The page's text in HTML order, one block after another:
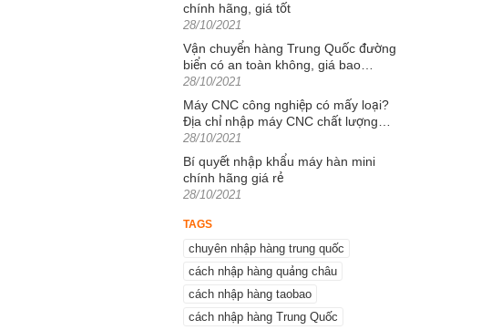
chính hãng, giá tốt
Posted
28/10/2021
Vận chuyển hàng Trung Quốc đường
biển có an toàn không, giá bao
nhiêu?
Posted
28/10/2021
Máy CNC công nghiệp có mấy loại?
Địa chỉ nhập máy CNC chất lượng
nhất hiện nay
Posted
28/10/2021
Bí quyết nhập khẩu máy hàn mini
chính hãng giá rẻ
Posted
28/10/2021
TAGS
chuyên nhập hàng trung quốc
cách nhập hàng quảng châu
cách nhập hàng taobao
cách nhập hàng Trung Quốc